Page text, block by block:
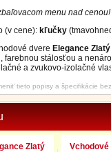
menu nad cenou!
(v cene): kľučky
dvere Elegance
farebnou stálosťou a
a zvukovo-izolačné
tieto popisy a špecifikácie
Zlatý
Vchodové